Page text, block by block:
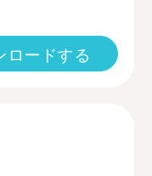
ロードする